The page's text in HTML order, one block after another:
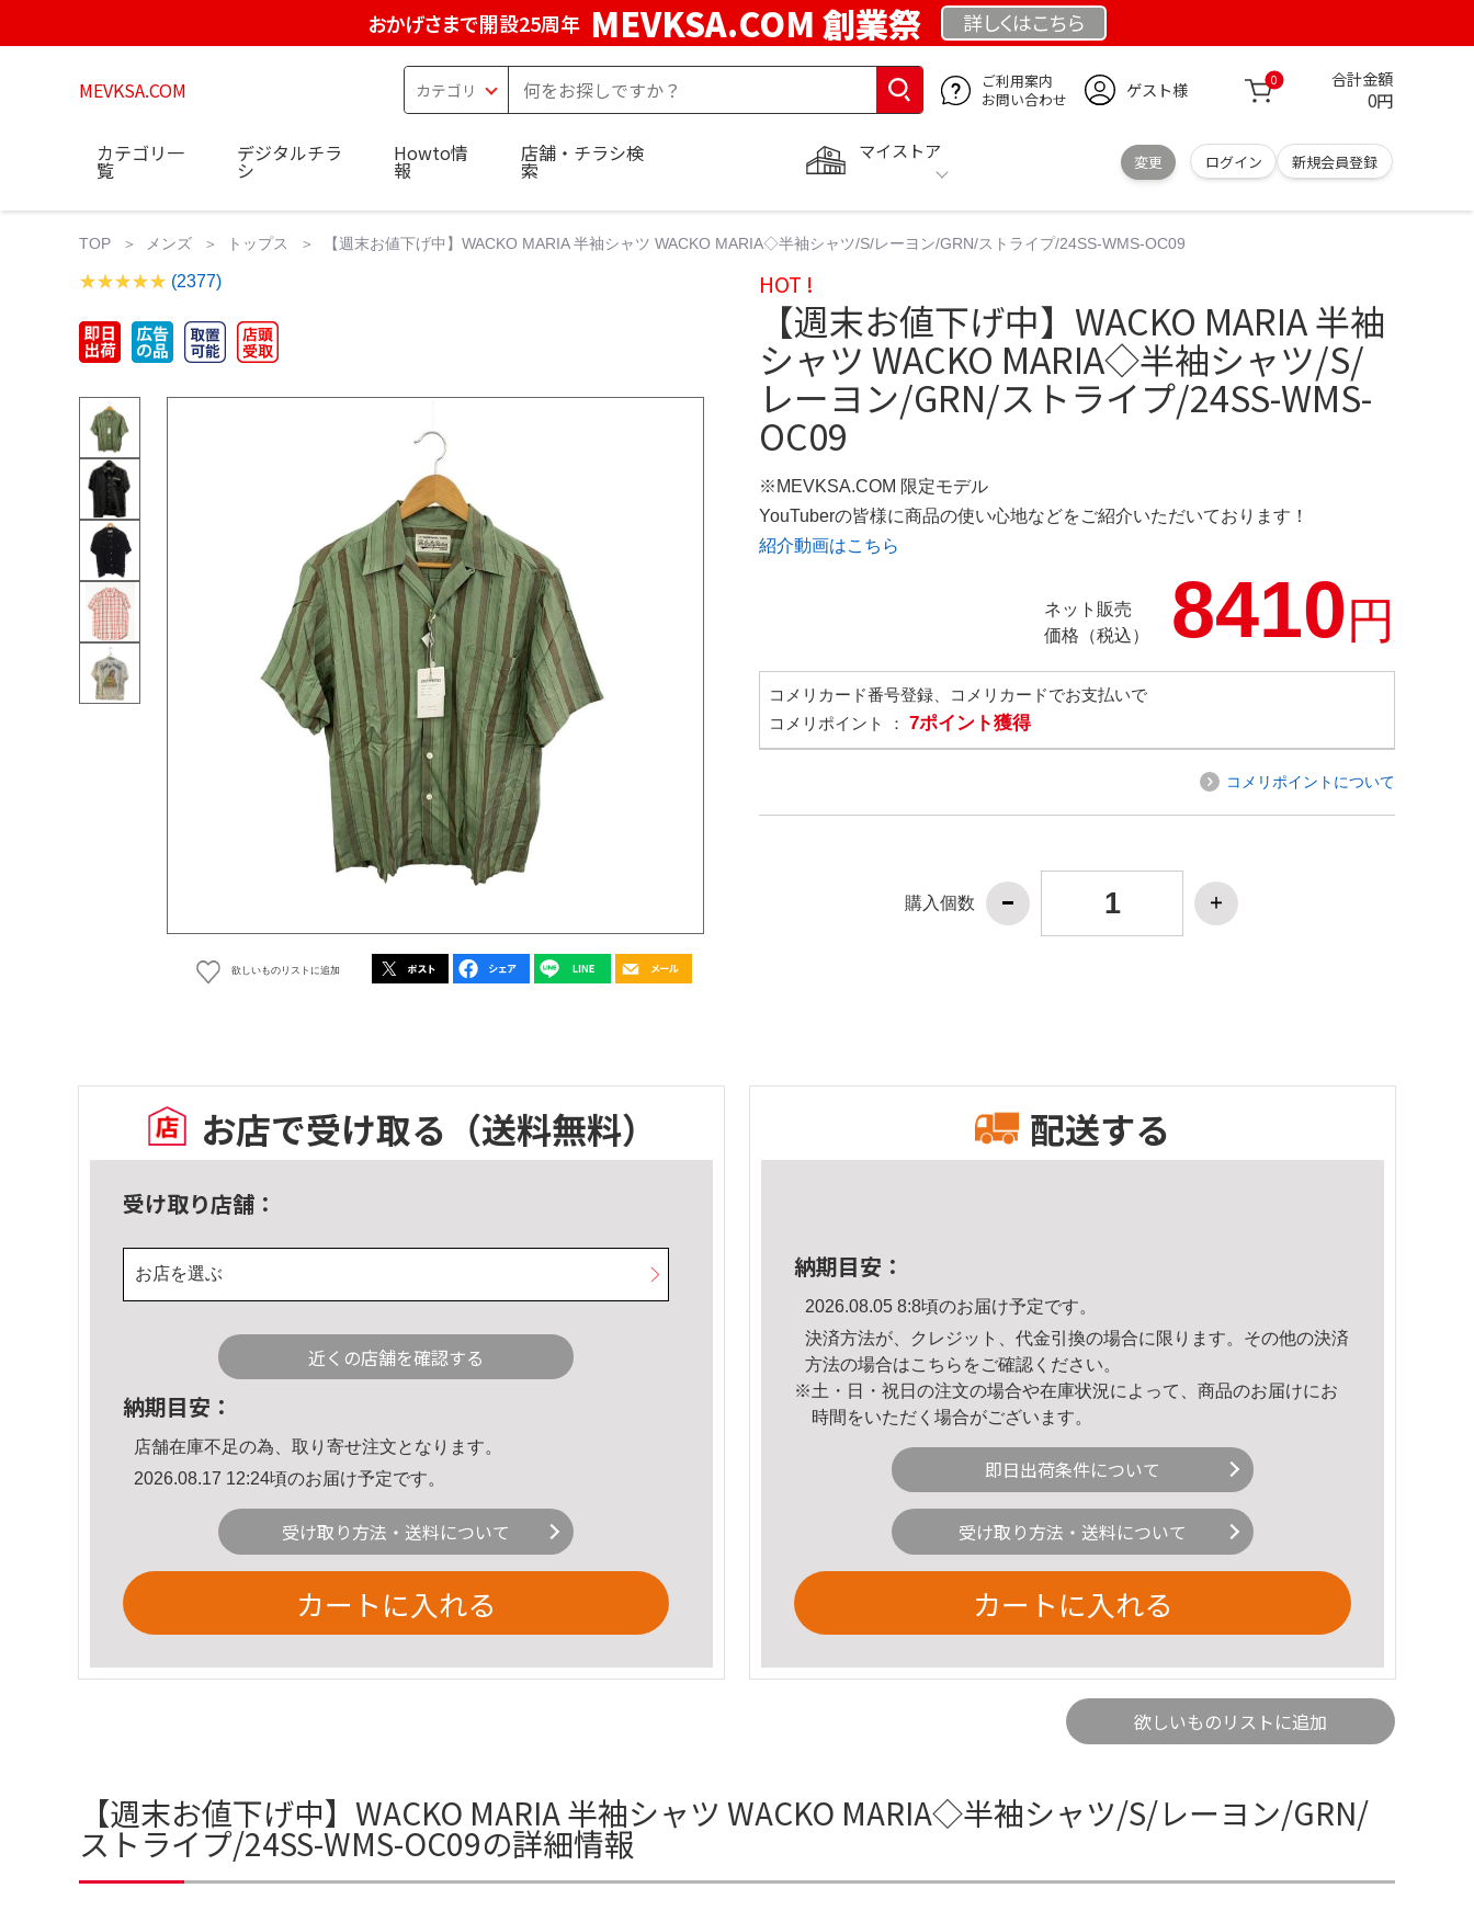
おかげさまで開設25周年 MEVKSA.COM 創業祭 詳しくはこちら
MEVKSA.COM
ご利用案内
お問い合わせ
ゲスト様 0 合計金額
0円
マイストア
変更 ログイン 新規会員登録
カテゴリ一
覧
デジタルチラ
シ
Howto情
報
店舗・チラシ検
索
TOP メンズ トップス 【週末お値下げ中】WACKO MARIA 半袖シャツ WACKO MARIA◇半袖シャツ/S/レーヨン/GRN/ストライプ/24SS-WMS-OC09
(2377)
欲しいものリストに追加
HOT !
【週末お値下げ中】WACKO MARIA 半袖
シャツ WACKO MARIA◇半袖シャツ/S/
レーヨン/GRN/ストライプ/24SS-WMS-
OC09
※MEVKSA.COM 限定モデル
YouTuberの皆様に商品の使い心地などをご紹介いただいております！
紹介動画はこちら
ネット販売
価格（税込）
8410円
コメリカード番号登録、コメリカードでお支払いで
コメリポイント ： 7ポイント獲得
コメリポイントについて
購入個数
お店で受け取る （送料無料）
受け取り店舗：
お店を選ぶ
近くの店舗を確認する
納期目安：
店舗在庫不足の為、取り寄せ注文となります。
2026.08.17 12:24頃のお届け予定です。
受け取り方法・送料について
カートに入れる
配送する
納期目安：
2026.08.05 8:8頃のお届け予定です。
決済方法が、クレジット、代金引換の場合に限ります。その他の決済
方法の場合はこちら をご確認ください。
※土・日・祝日の注文の場合や在庫状況によって、商品のお届けにお
時間をいただく場合がございます。
即日出荷条件について
受け取り方法・送料について
カートに入れる
欲しいものリストに追加
【週末お値下げ中】WACKO MARIA 半袖シャツ WACKO MARIA◇半袖シャツ/S/レーヨン/GRN/
ストライプ/24SS-WMS-OC09の詳細情報